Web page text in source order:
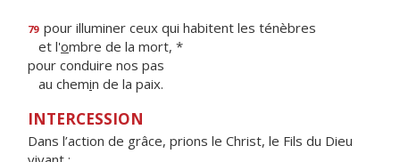
79 pour illuminer ceux qui habitent les ténèbres
et l'ombre de la mort, *
pour conduire nos pas
au chemin de la paix.
INTERCESSION
Dans l’action de grâce, prions le Christ, le Fils du Dieu